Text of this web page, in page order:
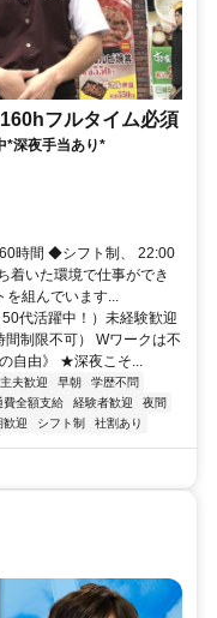
フルタイム必須
*深夜手当あり*
時間 ◆シフト制、 22:00
着いた環境で仕事ができ
組んでいます...
代活躍中！）未経験歓迎
制限不可） Wワークは不
自由》 ★深夜こそ...
夫歓迎 早朝
学歴不問
費全額支給 経験者歓迎
夜間
歓迎 シフト制 社割あり